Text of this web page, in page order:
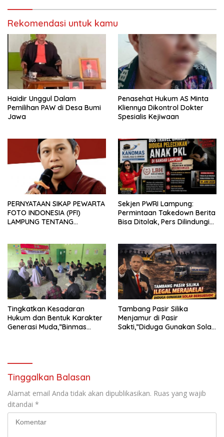
Rekomendasi untuk kamu
Haidir Unggul Dalam
Pemilihan PAW di Desa Bumi
Jawa
Penasehat Hukum AS Minta
Kliennya Dikontrol Dokter
Spesialis Kejiwaan
PERNYATAAN SIKAP PEWARTA
FOTO INDONESIA (PFI)
LAMPUNG TENTANG
TERHADAP JURNALIS DI
PENGADILAN NEGERI
TANJUNG KARANG.
Sekjen PWRI Lampung:
Permintaan Takedown Berita
Bisa Ditolak, Pers Dilindungi
Tingkatkan Kesadaran
Hukum dan Bentuk Karakter
Generasi Muda,”Binmas
Tambang Pasir Silika
Menjamur di Pasir
Sakti,”Diduga Gunakan Solar
Tinggalkan Balasan
Alamat email Anda tidak akan dipublikasikan. Ruas yang wajib
ditandai *